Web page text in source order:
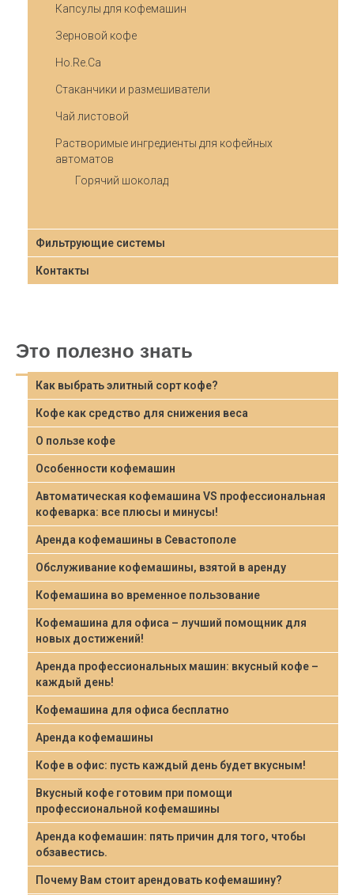
Капсулы для кофемашин
Зерновой кофе
Ho.Re.Ca
Стаканчики и размешиватели
Чай листовой
Растворимые ингредиенты для кофейных
автоматов
Горячий шоколад
Фильтрующие системы
Контакты
Это полезно знать
Как выбрать элитный сорт кофе?
Кофе как средство для снижения веса
О пользе кофе
Особенности кофемашин
Автоматическая кофемашина VS профессиональная
кофеварка: все плюсы и минусы!
Аренда кофемашины в Севастополе
Обслуживание кофемашины, взятой в аренду
Кофемашина во временное пользование
Кофемашина для офиса – лучший помощник для
новых достижений!
Аренда профессиональных машин: вкусный кофе –
каждый день!
Кофемашина для офиса бесплатно
Аренда кофемашины
Кофе в офис: пусть каждый день будет вкусным!
Вкусный кофе готовим при помощи
профессиональной кофемашины
Аренда кофемашин: пять причин для того, чтобы
обзавестись.
Почему Вам стоит арендовать кофемашину?